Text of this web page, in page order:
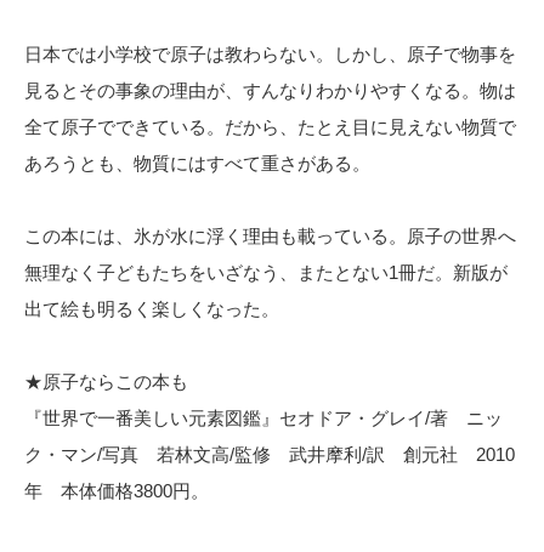
日本では小学校で原子は教わらない。しかし、原子で物事を
見るとその事象の理由が、すんなりわかりやすくなる。物は
全て原子でできている。だから、たとえ目に見えない物質で
あろうとも、物質にはすべて重さがある。
この本には、氷が水に浮く理由も載っている。原子の世界へ
無理なく子どもたちをいざなう、またとない1冊だ。新版が
出て絵も明るく楽しくなった。
★原子ならこの本も
『世界で一番美しい元素図鑑』セオドア・グレイ/著 ニッ
ク・マン/写真 若林文高/監修 武井摩利/訳 創元社 2010
年 本体価格3800円。